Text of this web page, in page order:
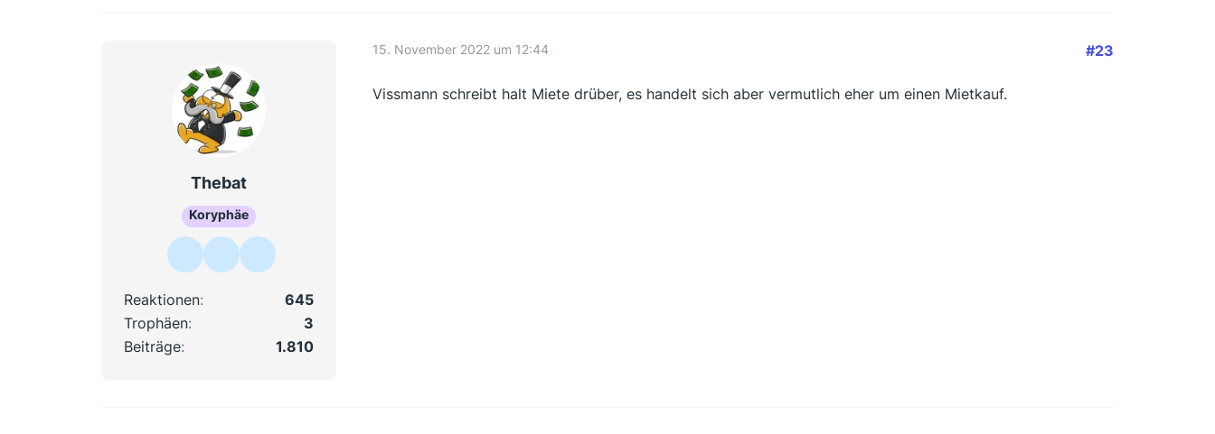
Thebat
Koryphäe
Reaktionen
645
Trophäen
3
Beiträge
1.810
15. November 2022 um 12:44 #23
Vissmann schreibt halt Miete drüber, es handelt sich aber vermutlich eher um einen Mietkauf.